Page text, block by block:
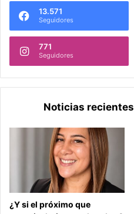
13.571
Seguidores
771
Seguidores
Noticias recientes
¿Y si el próximo que